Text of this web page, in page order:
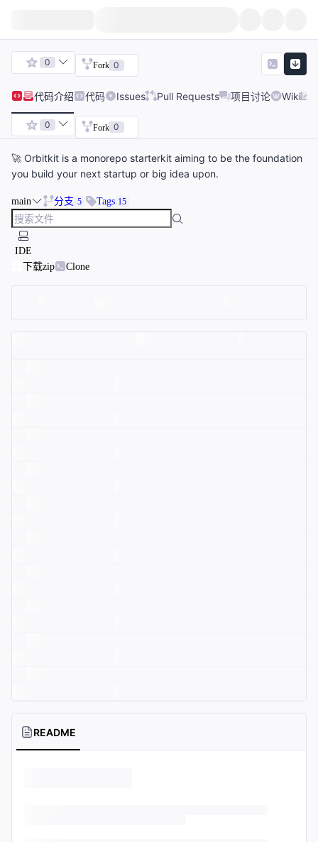
0 Fork 0
代码介绍 代码 Issues Pull Requests 项目讨论 Wiki
0 Fork 0
🚀 Orbitkit is a monorepo starterkit aiming to be the foundation
you build your next startup or big idea upon.
main 分支 5 Tags 15
IDE
下载zip
Clone
README